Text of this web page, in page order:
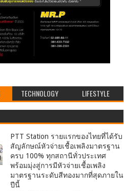
TECHNOLOGY LIFESTYLE
PTT Station รายแรกของไทยที่ได้รับ
สัญลักษณ์หัวจ่ายเชื้อเพลิงมาตรฐาน
ครบ 100% ทุกสถานีทั่วประเทศ
พร้อมมุ่งสู่การมีหัวจ่ายเชื้อเพลิง
มาตรฐานระดับสีทองมากที่สุดภายใน
ปีนี้